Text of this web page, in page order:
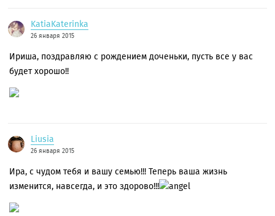
KatiaKaterinka
26 января 2015
Ириша, поздравляю с рождением доченьки, пусть все у вас
будет хорошо!!
Liusia
26 января 2015
Ира, с чудом тебя и вашу семью!!! Теперь ваша жизнь
изменится, навсегда, и это здорово!!!